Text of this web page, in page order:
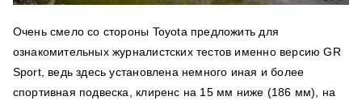
Очень смело со стороны Toyota предложить для
ознакомительных журналистских тестов именно версию GR
Sport, ведь здесь установлена немного иная и более
спортивная подвеска, клиренс на 15 мм ниже (186 мм), на